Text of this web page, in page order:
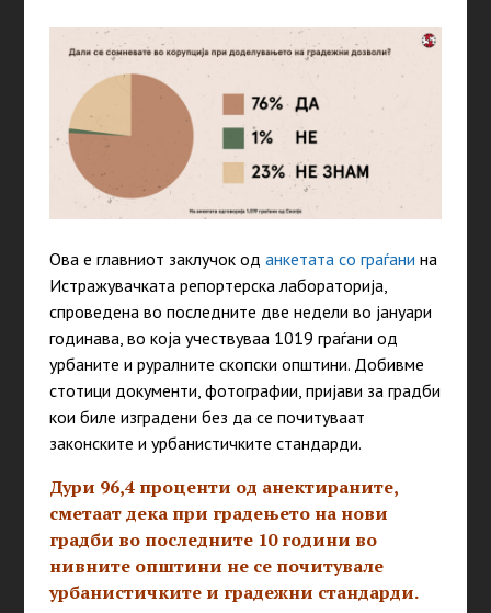
Ова е главниот заклучок од анкетата со граѓани на
Истражувачката репортерска лабораторија,
спроведена во последните две недели во јануари
годинава, во која учествуваа 1019 граѓани од
урбаните и руралните скопски општини. Добивме
стотици документи, фотографии, пријави за градби
кои биле изградени без да се почитуваат
законските и урбанистичките стандарди.
Дури 96,4 проценти од анектираните,
сметаат дека при градењето на нови
градби во последните 10 години во
нивните општини не се почитувале
урбанистичките и градежни стандарди.